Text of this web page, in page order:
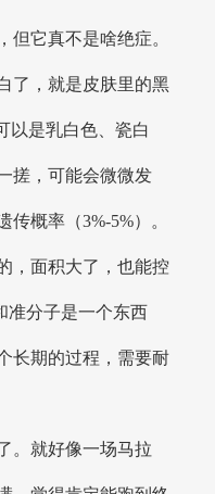
但它真不是啥绝症。
了，就是皮肤里的黑
以是乳白色、瓷白
搓，可能会微微发
概率（3%-5%）。
，面积大了，也能控
准分子是一个东西
长期的过程，需要耐
。就好像一场马拉